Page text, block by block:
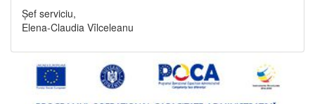
Șef serviciu,
Elena-Claudia Vîlceleanu